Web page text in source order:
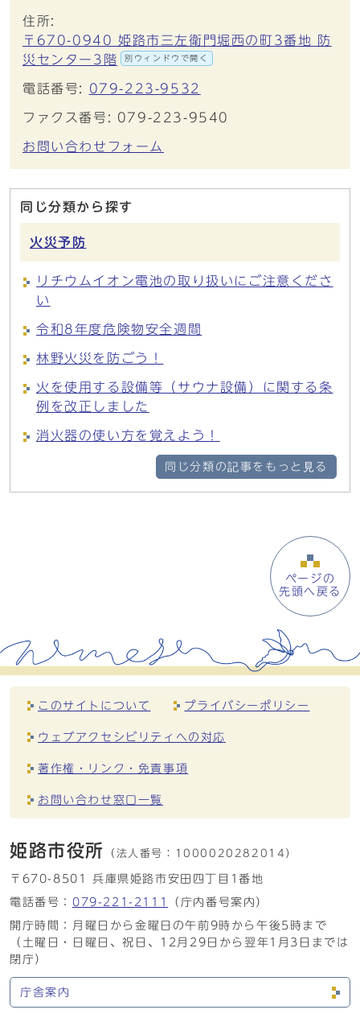
住所:
〒670-0940 姫路市三左衛門堀西の町3番地 防
災センター3階
別ウィンドウで開く
電話番号: 079-223-9532
ファクス番号: 079-223-9540
お問い合わせフォーム
同じ分類から探す
火災予防
リチウムイオン電池の取り扱いにご注意くださ
い
令和8年度危険物安全週間
林野火災を防ごう！
火を使用する設備等（サウナ設備）に関する条
例を改正しました
消火器の使い方を覚えよう！
同じ分類の記事をもっと見る
ページの
先頭へ戻る
このサイトについて プライバシーポリシー
ウェブアクセシビリティへの対応
著作権・リンク・免責事項
お問い合わせ窓口一覧
姫路市役所 （法人番号： 1000020282014）
〒670-8501 兵庫県姫路市安田四丁目1番地
電話番号： 079-221-2111
（庁内番号案内）
開庁時間：月曜日から金曜日の午前9時から午後5時まで
（土曜日・日曜日、祝日、12月29日から翌年1月3日までは
閉庁）
庁舎案内